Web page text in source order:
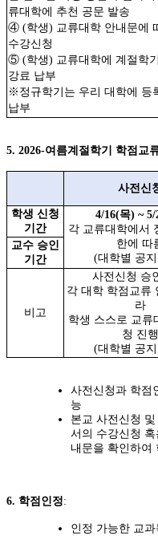
류대학에 추천 공문 발송
④ (학생) 교류대학 안내문에
수강신청
⑤ (학생) 교류대학에 계절학
강료 납부
※ 정규학기는 우리 대학에 등
납부
5. 2026-여름계절학기 학점교
사전신
학생 신청
기간
4/16(목) ~ 5/
각 교류대학에서
한에 따
(대학별 공
교수 승인
기간
비고
사전신청 승
각 대학 학점교류
라
학생 스스로 교류
청 진행
(대학별 공
사전신청과 학점
능
본교 사전신청
서의 수강신청
내문을 확인하여
6. 학점인정:
인정 가능한 교